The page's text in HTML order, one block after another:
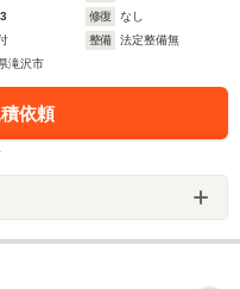
修復
なし
整備
法定整備無
滝沢市
依頼